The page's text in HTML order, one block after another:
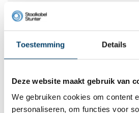
Toestemming Details
Deze website maakt gebruik van
We gebruiken cookies om content
personaliseren, om functies voor
Laat een reactie achter